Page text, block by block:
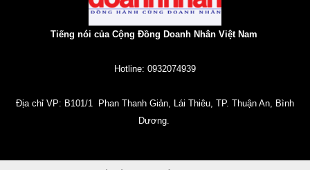
Tiếng nói của Cộng Đồng Doanh Nhân Việt Nam
Hotline: 0932074939
Địa chỉ VP: B101/1 Phan Thanh Giản, Lái Thiêu, TP. Thuận An, Bình
Dương.